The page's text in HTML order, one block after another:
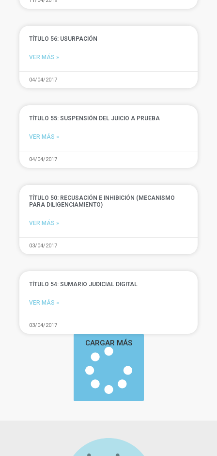
TÍTULO 56: USURPACIÓN
VER MÁS »
04/04/2017
TÍTULO 55: SUSPENSIÓN DEL JUICIO A PRUEBA
VER MÁS »
04/04/2017
TÍTULO 50: RECUSACIÓN E INHIBICIÓN (MECANISMO
PARA DILIGENCIAMIENTO)
VER MÁS »
03/04/2017
TÍTULO 54: SUMARIO JUDICIAL DIGITAL
VER MÁS »
03/04/2017
CARGAR MÁS